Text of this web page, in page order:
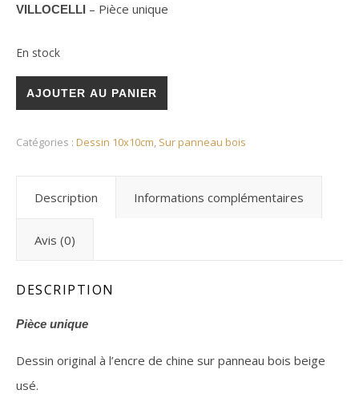
VILLOCELLI – Pièce unique
En stock
AJOUTER AU PANIER
Catégories : Dessin 10x10cm, Sur panneau bois
Description Informations complémentaires
Avis (0)
DESCRIPTION
Pièce unique
Dessin original à l’encre de chine sur panneau bois beige
usé.